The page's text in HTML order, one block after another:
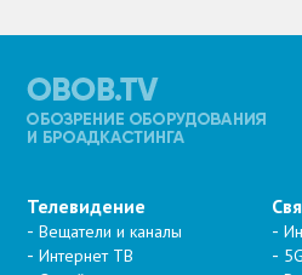
Телевидение
Вещатели и каналы
Интернет ТВ